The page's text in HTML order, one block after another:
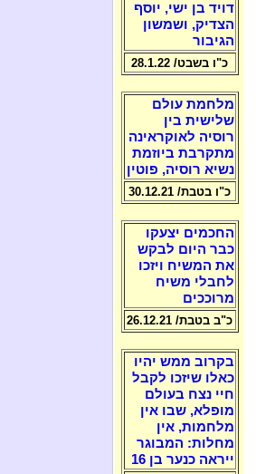
דויד בן ישי, יוסף
הצדיק, ושמשון
הגיבור
כ"ו בשבט/ 28.1.22
מלחמת עולם
שלישית בין
רוסיה לאוקראינה
מתקרבת ביוזמת
נשיא רוסיה, פוטין
כ"ו בטבת/ 30.12.21
החכמים יצעקו
כבר היום לבקש
את המשיח ויזכו
לחבלי משיח
מרוככים
כ"ב בטבת/ 26.12.21
בקרוב ממש יהיו
כאלו שיזכו לקבל
חיי נצח בעולם
מופלא, שבו אין
מלחמות, אין
מחלות: המבוגר
ייראה כנער בן 16